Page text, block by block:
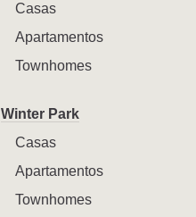
Casas
Apartamentos
Townhomes
Winter Park
Casas
Apartamentos
Townhomes